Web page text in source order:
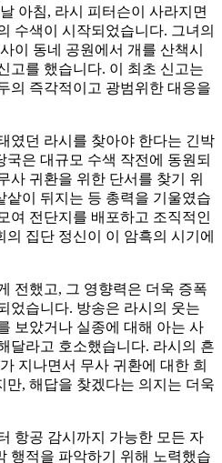
아침, 라시 피터슨이 사라지면
수색이 시작되었습니다. 그녀의
이 동네 공원에서 개를 산책시
고를 했습니다. 이 최초 신고는
의 즉각적이고 광범위한 대응을
였던 라시를 찾아야 한다는 긴박
은 대규모 수색 작전에 동원되
사 귀환을 위한 단서를 찾기 위
샅이 뒤지는 등 총력을 기울였습
여 전단지를 배포하고 조직적인
집단 정신이 이 암흑의 시기에
전했고, 그 영향력은 더욱 증폭
었습니다. 방송은 라시의 웃는
보았거나 실종에 대해 아는 사
달라고 호소했습니다. 라시의 흔
지나면서 무사 귀환에 대한 희
만, 해답을 찾겠다는 의지는 더욱
항공 감시까지 가능한 모든 자
행적을 파악하기 위해 노력했습